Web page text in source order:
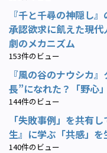
『千と千尋の神隠し
承認欲求に飢えた現
劇のメカニズム
153件のビュー
『風の谷のナウシカ
長”になれた？「野心
144件のビュー
「失敗事例」を共有
生』に学ぶ「共感」
140件のビュー